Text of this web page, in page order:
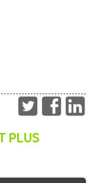
PLUS